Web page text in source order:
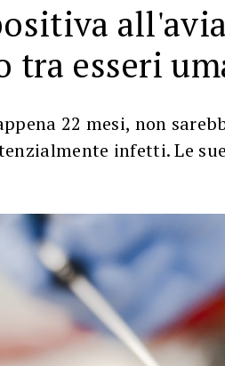
tra esseri
22 mesi, non
infetti. Le